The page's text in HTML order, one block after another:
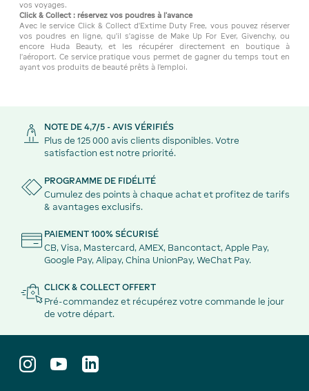
vos voyages.
Click & Collect : réservez vos poudres à l’avance
Avec le service Click & Collect d’Extime Duty Free, vous pouvez réserver
vos poudres en ligne, qu'il s'agisse de Make Up For Ever, Givenchy, ou
encore Huda Beauty, et les récupérer directement en boutique à
l’aéroport. Ce service pratique vous permet de gagner du temps tout en
ayant vos produits de beauté prêts à l’emploi.
NOTE DE 4,7/5 - AVIS VÉRIFIÉS
Plus de 125 000 avis clients disponibles. Votre
satisfaction est notre priorité.
PROGRAMME DE FIDÉLITÉ
Cumulez des points à chaque achat et profitez de tarifs
& avantages exclusifs.
PAIEMENT 100% SÉCURISÉ
CB, Visa, Mastercard, AMEX, Bancontact, Apple Pay,
Google Pay, Alipay, China UnionPay, WeChat Pay.
CLICK & COLLECT OFFERT
Pré-commandez et récupérez votre commande le jour
de votre départ.